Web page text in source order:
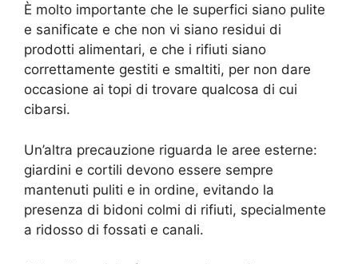
È molto importante che le superfici siano pulite
e sanificate e che non vi siano residui di
prodotti alimentari, e che i rifiuti siano
correttamente gestiti e smaltiti, per non dare
occasione ai topi di trovare qualcosa di cui
cibarsi.
Un’altra precauzione riguarda le aree esterne:
giardini e cortili devono essere sempre
mantenuti puliti e in ordine, evitando la
presenza di bidoni colmi di rifiuti, specialmente
a ridosso di fossati e canali.